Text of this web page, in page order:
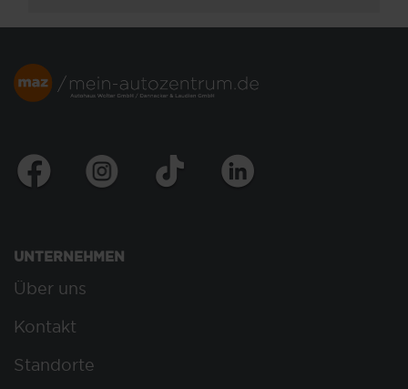
UNTERNEHMEN
Über uns
Kontakt
Standorte